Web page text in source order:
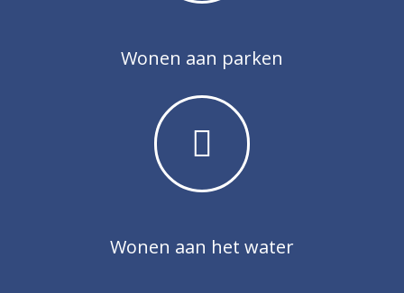
Wonen aan parken
Wonen aan het water